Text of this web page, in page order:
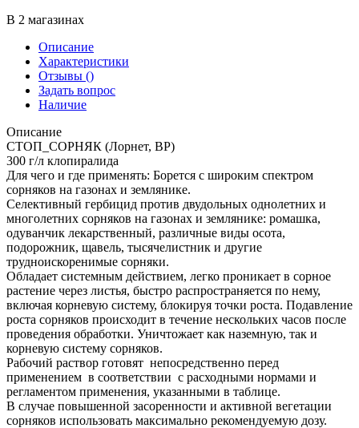
В 2 магазинах
Описание
Характеристики
Отзывы ()
Задать вопрос
Наличие
Описание
СТОП_СОРНЯК (Лорнет, ВР)
300 г/л клопиралида
Для чего и где применять: Борется с широким спектром
сорняков на газонах и землянике.
Селективный гербицид против двудольных однолетних и
многолетних сорняков на газонах и землянике: ромашка,
одуванчик лекарственный, различные виды осота,
подорожник, щавель, тысячелистник и другие
трудноискоренимые сорняки.
Обладает системным действием, легко проникает в сорное
растение через листья, быстро распространяется по нему,
включая корневую систему, блокируя точки роста. Подавление
роста сорняков происходит в течение нескольких часов после
проведения обработки. Уничтожает как наземную, так и
корневую систему сорняков.
Рабочий раствор готовят непосредственно перед
применением в соответствии с расходными нормами и
регламентом применения, указанными в таблице.
В случае повышенной засоренности и активной вегетации
сорняков использовать максимально рекомендуемую дозу.